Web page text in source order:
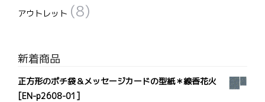
アウトレット (8)
新着商品
正方形のポチ袋＆メッセージカードの型紙＊線香花火
[EN-p2608-01]